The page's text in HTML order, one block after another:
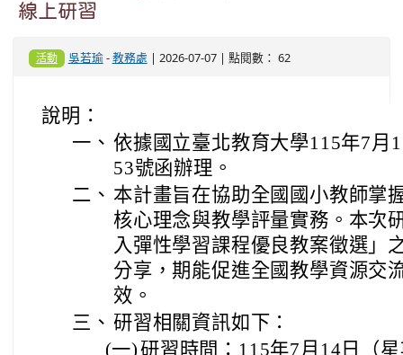
線上研習
活動 吳若瑜-教務處 | 2026-07-07 | 點閱數： 62
說明：
一、 依據國立臺北教育大學115年7月
53號函辦理。
二、 本計畫旨在協助全國國小教師掌
核心理念與教學評量實務。本次
入彈性學習課程優良教案徵選」
分享，期能促進全國教學資源交
效。
三、 研習相關資訊如下：
(一)研習時間：115年7月14日（